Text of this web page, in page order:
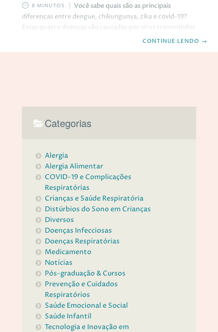
8 MINUTOS
Você sabe quais são as principais
diferenças entre dengue, chikungunya, zika e covid-19?
Essas quatro doenças são causadas por vírus transmitidos
por mosquitos (arboviroses) ou por contato com pessoas
CONTINUE LENDO →
Categorias
Alergia
Alergia Alimentar
COVID-19 e Complicações
Respiratórias
Crianças e Saúde Respiratória
Distúrbios do Sono em Crianças
Diversos
Doenças Infecciosas
Doenças Respiratórias
Medicamento
Notícias
Pós-graduação & Cursos
Prevenção e Cuidados
Respiratórios
Saúde Emocional e Social
Saúde Infantil
Tecnologia e Inovação em